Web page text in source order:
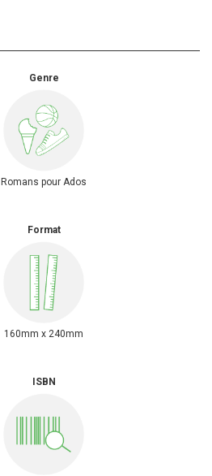
Genre
Romans pour Ados
Format
160mm x 240mm
ISBN